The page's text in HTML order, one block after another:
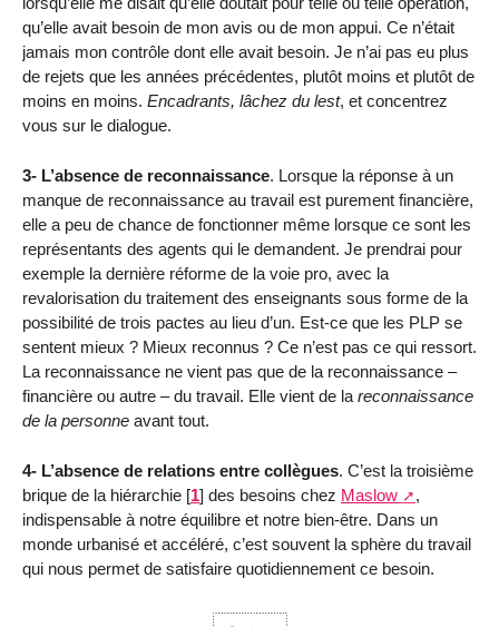
qu’elle avait besoin de mon avis ou de mon appui. Ce n’était
jamais mon contrôle dont elle avait besoin. Je n’ai pas eu plus
de rejets que les années précédentes, plutôt moins et plutôt de
moins en moins. Encadrants, lâchez du lest, et concentrez
vous sur le dialogue.
3- L’absence de reconnaissance. Lorsque la réponse à un
manque de reconnaissance au travail est purement financière,
elle a peu de chance de fonctionner même lorsque ce sont les
représentants des agents qui le demandent. Je prendrai pour
exemple la dernière réforme de la voie pro, avec la
revalorisation du traitement des enseignants sous forme de la
possibilité de trois pactes au lieu d’un. Est-ce que les PLP se
sentent mieux ? Mieux reconnus ? Ce n’est pas ce qui ressort.
La reconnaissance ne vient pas que de la reconnaissance –
financière ou autre – du travail. Elle vient de la reconnaissance
de la personne avant tout.
4- L’absence de relations entre collègues. C’est la troisième
brique de la hiérarchie [1] des besoins chez Maslow
,
indispensable à notre équilibre et notre bien-être. Dans un
monde urbanisé et accéléré, c’est souvent la sphère du travail
qui nous permet de satisfaire quotidiennement ce besoin.